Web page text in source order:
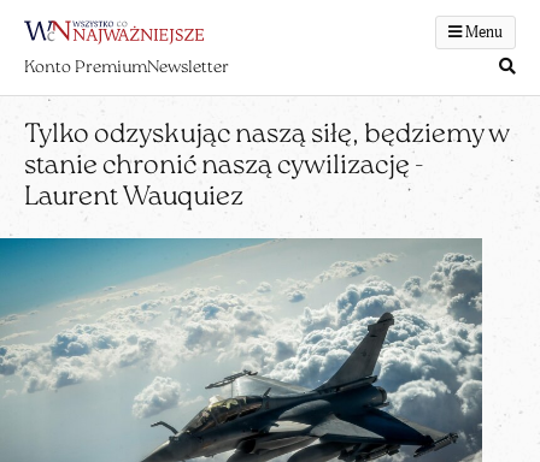
Menu
Konto PremiumNewsletter
Tylko odzyskując naszą siłę, będziemy w
stanie chronić naszą cywilizację -
Laurent Wauquiez